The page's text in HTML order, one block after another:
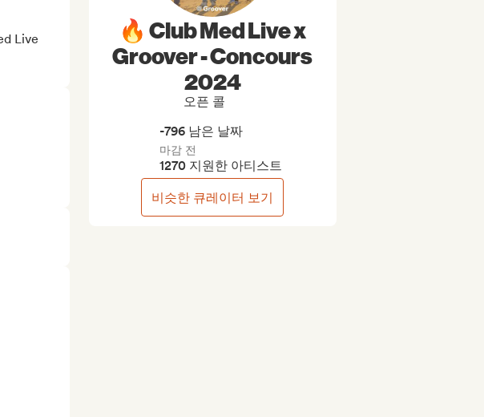
Live
🔥 Club Med Live x
Groover - Concours
2024
오픈 콜
-796 남은 날짜
마감 전
1270 지원한 아티스트
비슷한 큐레이터 보기